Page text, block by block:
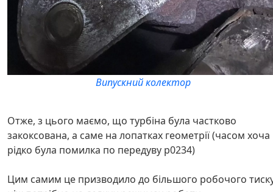
Випускний колектор
Отже, з цього маємо, що турбіна була частково
закоксована, а саме на лопатках геометрії (часом хоча
рідко була помилка по передуву p0234)
Цим самим це призводило до більшого робочого